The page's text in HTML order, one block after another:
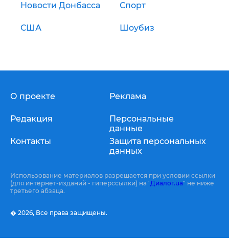
Новости Донбасса Спорт
США Шоубиз
О проекте
Редакция
Контакты
Реклама
Персональные
данные
Защита персональных
данных
Использование материалов разрешается при условии ссылки
(для интернет-изданий - гиперссылки) на "Диалог.ua" не ниже
третьего абзаца.
� 2026, Все права защищены.